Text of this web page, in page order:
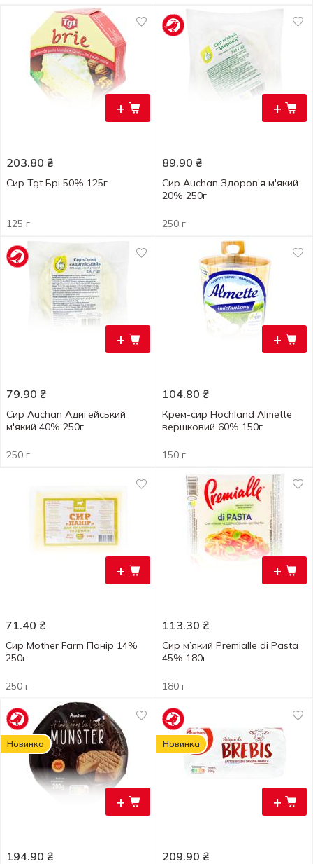
+
203.80 ₴
Сир Tgt Брі 50% 125г
125 г
+
89.90 ₴
Сир Auchan Здоров'я м'який
20% 250г
250 г
+
79.90 ₴
Сир Auchan Адигейський
м'який 40% 250г
250 г
+
104.80 ₴
Крем-сир Hochland Almette
вершковий 60% 150г
150 г
+
71.40 ₴
Сир Mother Farm Панір 14%
250г
250 г
+
113.30 ₴
Сир м’який Premialle di Pasta
45% 180г
180 г
+
Новинка
194.90 ₴
+
Новинка
209.90 ₴